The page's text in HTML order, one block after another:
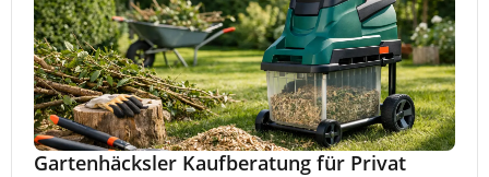
Gartenhäcksler Kaufberatung für Privat